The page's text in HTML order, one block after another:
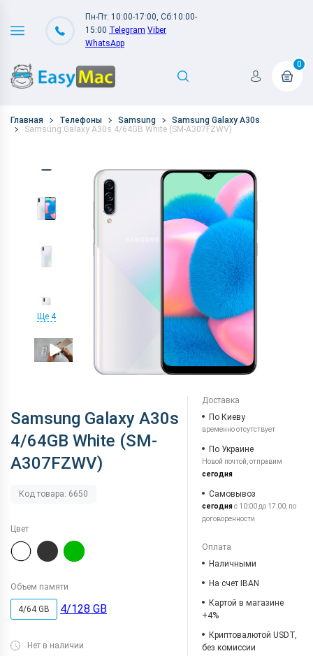
Пн-Пт: 10:00-17:00, Сб:10:00-
15:00 Telegram Viber
WhatsApp
0
Главная Телефоны Samsung
Samsung Galaxy A30s
Samsung Galaxy A30s 4/64GB White (SM-A307FZWV)
Ще 4
Samsung Galaxy A30s
4/64GB White (SM-
A307FZWV)
Код товара: 6650
Цвет
Объем памяти
4/64 GB 4/128 GB
Нет в наличии
Доставка
По Киеву
временно отсутствует
По Украине
Новой почтой, отправим
сегодня
Самовывоз
сегодняс 10:00 до 17:00, по
договоренности
Оплата
Наличными
На счет IBAN
Картой в магазине
+4%
Криптовалютой USDT,
без комиссии